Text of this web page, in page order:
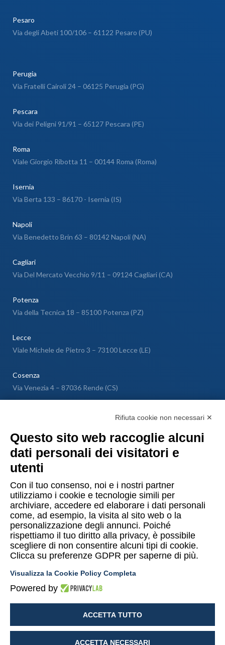
Pesaro
Via degli Abeti 100/106 – 61122 Pesaro (PU)
Perugia
Via Fratelli Cairoli 24 – 06125 Perugia (PG)
Pescara
Via dei Peligni 91/91 – 65127 Pescara (PE)
Roma
Viale Giorgio Ribotta 11 – 00144 Roma (Roma)
Isernia
Via Berta 133 – 86170 - Isernia (IS)
Napoli
Via Benedetto Brin 63 – 80142 Napoli (NA)
Cagliari
Via Del Mercato Vecchio 9/11 – 09124 Cagliari (CA)
Potenza
Via della Tecnica 18 – 85100 Potenza (PZ)
Lecce
Viale Michele de Pietro 3 – 73100 Lecce (LE)
Cosenza
Via Venezia 4 – 87036 Rende (CS)
Lugano
Copyright © 2015-2026 Uomo & Ambiente S.r.l. Società Benefit
PI/CF 10874480014
Privacy Policy UeA
Termini e condizioni Shop UeA
Cookies policy
Mappa del sito
Rifiuta cookie non necessari ✕
Questo sito web raccoglie alcuni
dati personali dei visitatori e
utenti
Con il tuo consenso, noi e i nostri partner
utilizziamo i cookie e tecnologie simili per
archiviare, accedere ed elaborare i dati personali
come, ad esempio, la visita al sito web o la
personalizzazione degli annunci. Poiché
rispettiamo il tuo diritto alla privacy, è possibile
scegliere di non consentire alcuni tipi di cookie.
Clicca su preferenze GDPR per saperne di più.
Visualizza la Cookie Policy Completa
Powered by
ACCETTA TUTTO
ACCETTA NECESSARI